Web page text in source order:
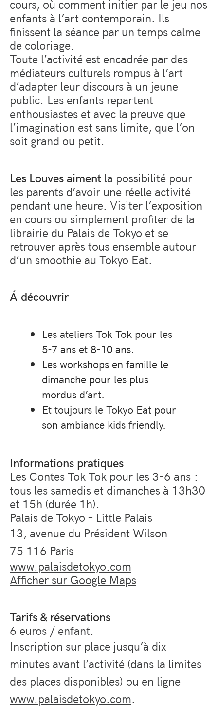
cours, où comment initier par le jeu nos
enfants à l’art contemporain. Ils
finissent la séance par un temps calme
de coloriage.
Toute l’activité est encadrée par des
médiateurs culturels rompus à l’art
d’adapter leur discours à un jeune
public. Les enfants repartent
enthousiastes et avec la preuve que
l’imagination est sans limite, que l’on
soit grand ou petit.
Les Louves aiment la possibilité pour
les parents d’avoir une réelle activité
pendant une heure. Visiter l’exposition
en cours ou simplement profiter de la
librairie du Palais de Tokyo et se
retrouver après tous ensemble autour
d’un smoothie au Tokyo Eat.
Á découvrir
Les ateliers Tok Tok pour les
5-7 ans et 8-10 ans.
Les workshops en famille le
dimanche pour les plus
mordus d’art.
Et toujours le Tokyo Eat pour
son ambiance kids friendly.
Informations pratiques
Les Contes Tok Tok pour les 3-6 ans :
tous les samedis et dimanches à 13h30
et 15h (durée 1h).
Palais de Tokyo – Little Palais
13, avenue du Président Wilson
75 116 Paris
www.palaisdetokyo.com
Afficher sur Google Maps
Tarifs & réservations
6 euros / enfant.
Inscription sur place jusqu’à dix
minutes avant l’activité (dans la limites
des places disponibles) ou en ligne
www.palaisdetokyo.com.